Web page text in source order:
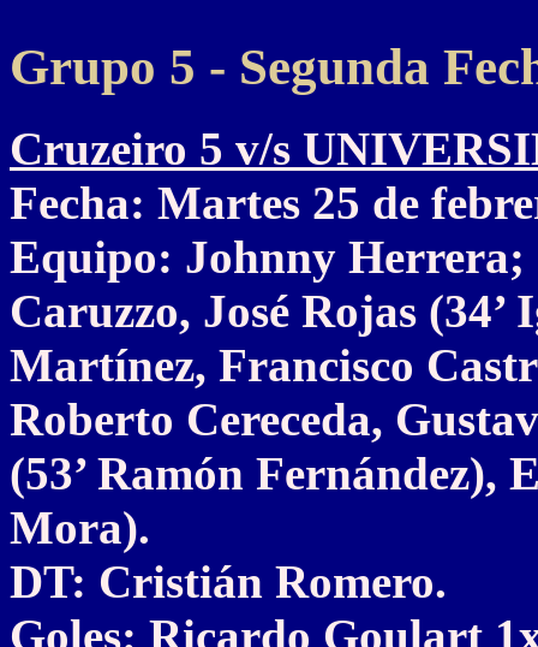
Grupo 5 - Segunda
Cruzeiro 5 v/s
Fecha: Martes 25 de
Equipo: Johnny Herrera;
Caruzzo, José Rojas
Martínez, Francisco
Roberto Cereceda,
(53’ Ramón Fernández),
Mora).
DT: Cristián Romero.
Goles: Ricardo Goulart